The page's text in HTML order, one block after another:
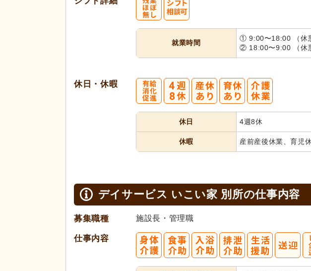
就業時間
① 9:00〜18:00 （休
② 18:00〜9:00 （休
休日・休暇
休日 4週8休
休暇 産前産後休業、育児
デイサービス いこい家 別所の仕事内容
募集職種 施設長・管理職
仕事内容